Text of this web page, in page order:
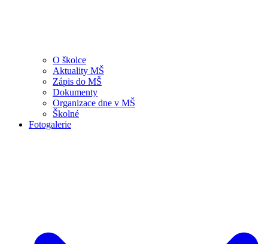
O školce
Aktuality MŠ
Zápis do MŠ
Dokumenty
Organizace dne v MŠ
Školné
Fotogalerie